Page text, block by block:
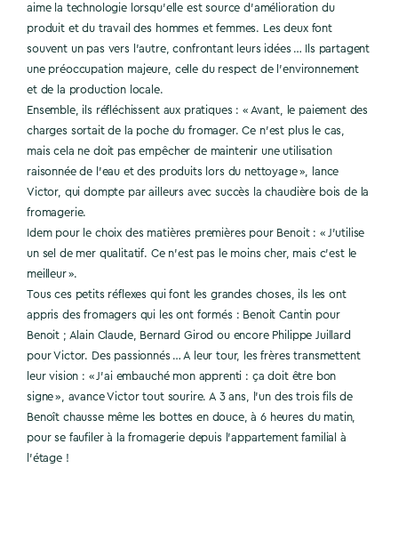
aime la technologie lorsqu’elle est source d’amélioration du
produit et du travail des hommes et femmes. Les deux font
souvent un pas vers l’autre, confrontant leurs idées … Ils partagent
une préoccupation majeure, celle du respect de l’environnement
et de la production locale.
Ensemble, ils réfléchissent aux pratiques : « Avant, le paiement des
charges sortait de la poche du fromager. Ce n’est plus le cas,
mais cela ne doit pas empêcher de maintenir une utilisation
raisonnée de l’eau et des produits lors du nettoyage », lance
Victor, qui dompte par ailleurs avec succès la chaudière bois de la
fromagerie.
Idem pour le choix des matières premières pour Benoit : « J’utilise
un sel de mer qualitatif. Ce n’est pas le moins cher, mais c’est le
meilleur ».
Tous ces petits réflexes qui font les grandes choses, ils les ont
appris des fromagers qui les ont formés : Benoit Cantin pour
Benoit ; Alain Claude, Bernard Girod ou encore Philippe Juillard
pour Victor. Des passionnés … A leur tour, les frères transmettent
leur vision : « J’ai embauché mon apprenti : ça doit être bon
signe », avance Victor tout sourire. A 3 ans, l’un des trois fils de
Benoît chausse même les bottes en douce, à 6 heures du matin,
pour se faufiler à la fromagerie depuis l’appartement familial à
l’étage !